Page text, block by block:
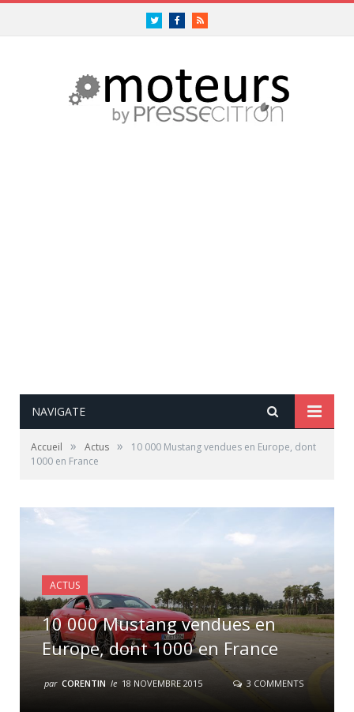
TwitterFacebookRSS
NAVIGATE
Accueil » Actus »
10 000 Mustang vendues en Europe, dont
1000 en France
ACTUS
10 000 Mustang vendues en
Europe, dont 1000 en France
par CORENTIN le 18 NOVEMBRE 2015 3 COMMENTS